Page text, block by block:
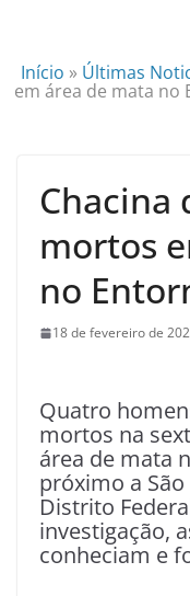
Início » Últimas
em área de mata no
Chacina
mortos
no
18 de fevereiro de
Quatro
mortos na
área de mata
próximo a
Distrito
investigação,
conheciam e